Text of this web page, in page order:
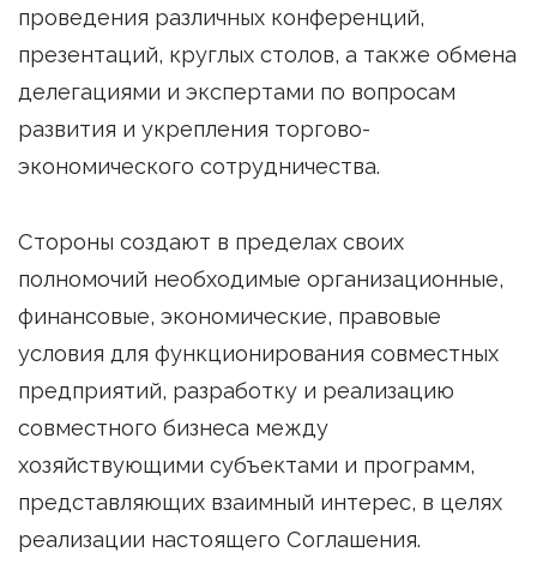
проведения различных конференций,
презентаций, круглых столов, а также обмена
делегациями и экспертами по вопросам
развития и укрепления торгово-
экономического сотрудничества.
Стороны создают в пределах своих
полномочий необходимые организационные,
финансовые, экономические, правовые
условия для функционирования совместных
предприятий, разработку и реализацию
совместного бизнеса между
хозяйствующими субъектами и программ,
представляющих взаимный интерес, в целях
реализации настоящего Соглашения.